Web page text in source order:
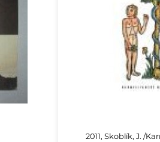
2011, Skoblík, J. /